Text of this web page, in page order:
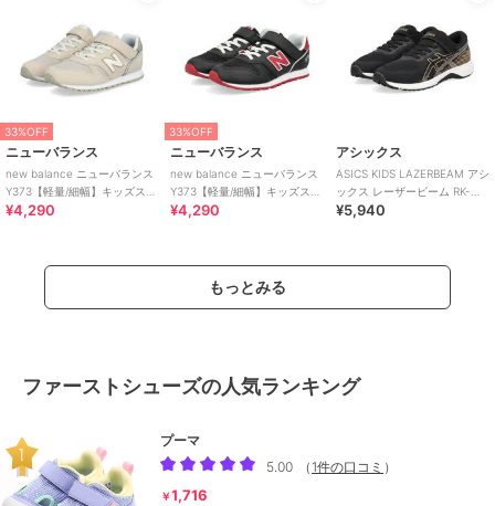
33%OFF
ニューバランス
new balance ニューバランス
Y373【軽量/細幅】キッズスニ
ーカー 子供靴
¥4,290
33%OFF
ニューバランス
new balance ニューバランス
Y373【軽量/細幅】キッズスニ
ーカー 子供靴
¥4,290
アシックス
ASICS KIDS LAZERBEAM アシ
ックス レーザービーム RK-
MG【軽量】
¥5,940
もっとみる
ファーストシューズの人気ランキング
プーマ
5.00
（ 1件の口コミ ）
￥1,716